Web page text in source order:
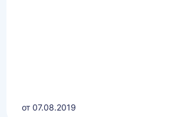
от 07.08.2019